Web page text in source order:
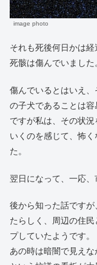
image photo
それも死後何日かは経
死骸は傷んでいました
傷んでいるとはいえ
の子犬であることは容
ですが私は、その状
いくのを感じて、怖
た。
翌日になって、一応
後から知った話です
たらしく、周辺の住
プしていたようです。
あの時は暗闇で見えな